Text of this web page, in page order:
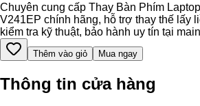
Chuyên cung cấp Thay Bàn Phím
V241EP chính hãng, hỗ trợ thay thế lấy
kiểm tra kỹ thuật, bảo hành uy tín tại
Thêm vào giỏ Mua ngay
Thông tin cửa hàng